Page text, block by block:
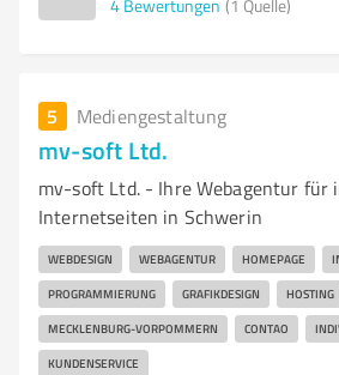
4 Bewertungen (1 Quelle)
5 Mediengestaltung
mv-soft Ltd.
mv-soft Ltd. - Ihre Webagentur für
Internetseiten in Schwerin
WEBDESIGN WEBAGENTUR HOMEPAGE
PROGRAMMIERUNG GRAFIKDESIGN HOSTING
MECKLENBURG-VORPOMMERN CONTAO
KUNDENSERVICE